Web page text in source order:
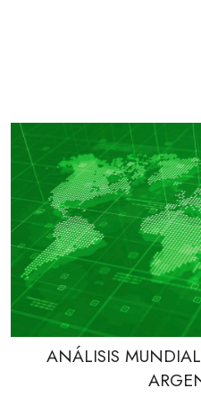
ANÁLISIS